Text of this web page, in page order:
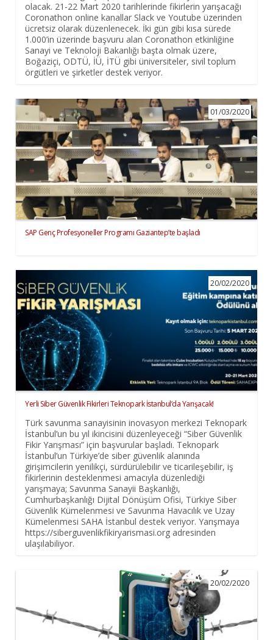
olacak. 21-22 Mart 2020 tarihlerinde fikirlerin yarışacağı
Coronathon online kanallar Slack ve Youtube üzerinden
ücretsiz olarak düzenlenecek. İki gün gibi kısa sürede
1.000’in üzerinde başvuru alan Coronathon etkinliğine
Sanayi ve Teknoloji Bakanlığı başta olmak üzere,
Boğaziçi, ODTÜ, İÜ, İTÜ gibi üniversiteler, sivil toplum
örgütleri ve şirketler destek veriyor.
SAP Genç Profesyoneller Programı Gaziantep’te başladı
01/03/2020
Yerli Siber Güvenlik Fikirleri Teknopark İstanbul’da Yarışacak!
20/02/2020
Türk savunma sanayisinin inovasyon merkezi Teknopark
İstanbul’un bu yıl ikincisini düzenleyeceği “Siber Güvenlik
Fikir Yarışması” için başvurular başladı. Teknopark
İstanbul’un Türkiye’de siber güvenlik alanında
girişimcilerin yenilikçi, sürdürülebilir ve ticarileşebilir, iş
fikirlerinin desteklenmesi amacıyla düzenlediği
yarışmaya; Savunma Sanayii Başkanlığı,
Cumhurbaşkanlığı Dijital Dönüşüm Ofisi, Türkiye Siber
Güvenlik Kümelenmesi ve Savunma Havacılık ve Uzay
Kümelenmesi SAHA İstanbul destek veriyor. Yarışmaya
https://siberguvenlikfikiryarismasi.org adresinden
ulaşılabiliyor.
20/02/2020